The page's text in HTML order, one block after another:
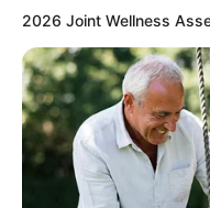
เดือนสิงหาคม โ
ดูดวงรายเ
2026 Joint Wellness